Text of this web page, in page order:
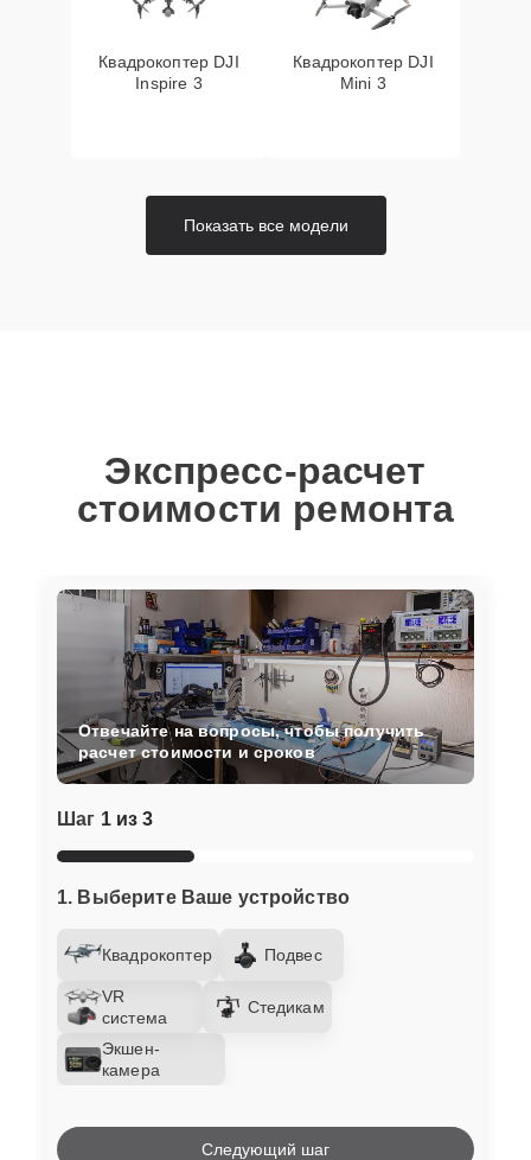
Квадрокоптер DJI
Inspire 3
Квадрокоптер DJI
Mini 3
Показать все модели
Экспресс-расчет
стоимости ремонта
Шаг 1 из 3
1. Выберите Ваше устройство
Квадрокоптер Подвес
VR
система
Стедикам
Экшен-
камера
Отвечайте на вопросы, чтобы получить
расчет стоимости и сроков
Следующий шаг